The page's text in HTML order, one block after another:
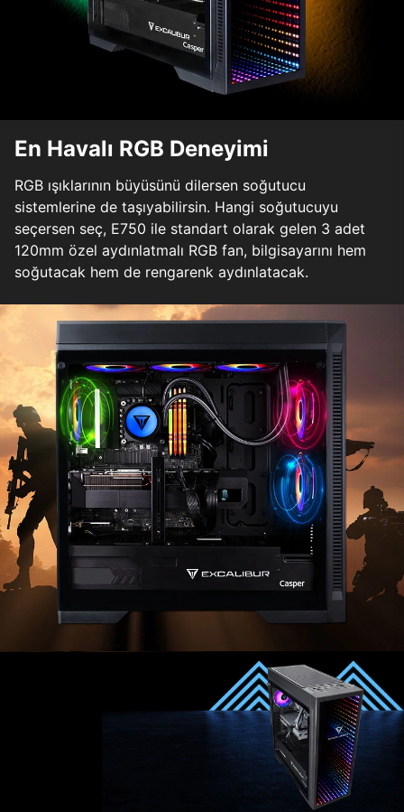
En Havalı RGB Deneyimi
RGB ışıklarının büyüsünü dilersen soğutucu
sistemlerine de taşıyabilirsin. Hangi soğutucuyu
seçersen seç, E750 ile standart olarak gelen 3 adet
120mm özel aydınlatmalı RGB fan, bilgisayarını hem
soğutacak hem de rengarenk aydınlatacak.